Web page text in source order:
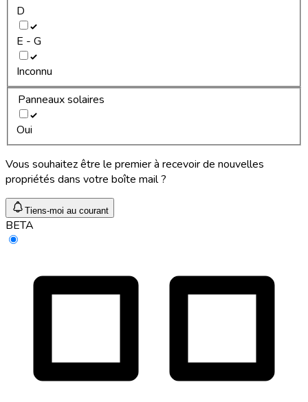
D
E - G
Inconnu
Panneaux solaires
Oui
Vous souhaitez être le premier à recevoir de nouvelles
propriétés dans votre boîte mail ?
Tiens-moi au courant
BETA